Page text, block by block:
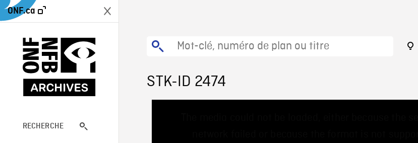
ONF.ca
RECHERCHE
STK-ID 2474